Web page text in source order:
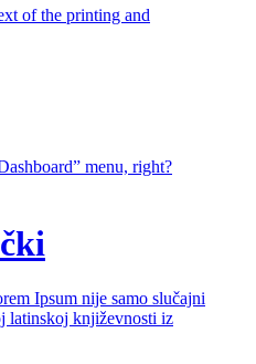
of the printing and
menu, right?
Ipsum nije samo slučajni
latinskoj književnosti iz